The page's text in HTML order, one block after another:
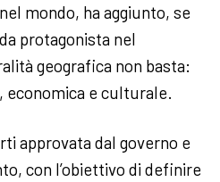
mondo, ha aggiunto, se
protagonista nel
geografica non basta:
economica e culturale.
approvata dal governo e
con l’obiettivo di definire